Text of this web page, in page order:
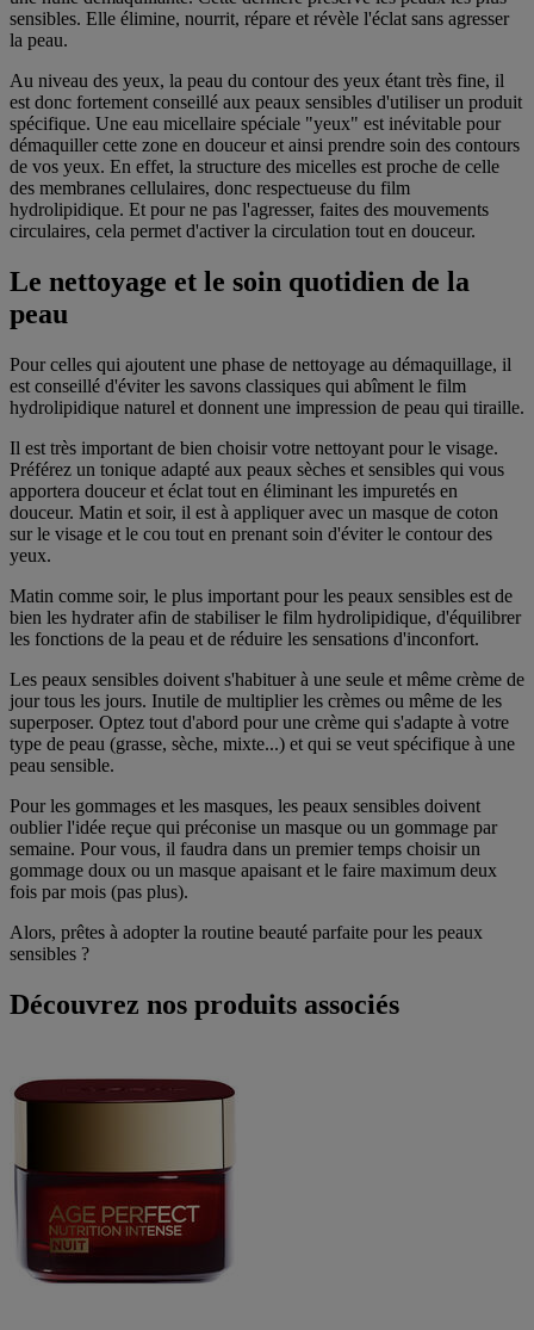
sensibles. Elle élimine, nourrit, répare et révèle l'éclat sans agresser
la peau.
Au niveau des yeux, la peau du contour des yeux étant très fine, il
est donc fortement conseillé aux peaux sensibles d'utiliser un produit
spécifique. Une eau micellaire spéciale "yeux" est inévitable pour
démaquiller cette zone en douceur et ainsi prendre soin des contours
de vos yeux. En effet, la structure des micelles est proche de celle
des membranes cellulaires, donc respectueuse du film
hydrolipidique. Et pour ne pas l'agresser, faites des mouvements
circulaires, cela permet d'activer la circulation tout en douceur.
Le nettoyage et le soin quotidien de la
peau
Pour celles qui ajoutent une phase de nettoyage au démaquillage, il
est conseillé d'éviter les savons classiques qui abîment le film
hydrolipidique naturel et donnent une impression de peau qui tiraille.
Il est très important de bien choisir votre nettoyant pour le visage.
Préférez un tonique adapté aux peaux sèches et sensibles qui vous
apportera douceur et éclat tout en éliminant les impuretés en
douceur. Matin et soir, il est à appliquer avec un masque de coton
sur le visage et le cou tout en prenant soin d'éviter le contour des
yeux.
Matin comme soir, le plus important pour les peaux sensibles est de
bien les hydrater afin de stabiliser le film hydrolipidique, d'équilibrer
les fonctions de la peau et de réduire les sensations d'inconfort.
Les peaux sensibles doivent s'habituer à une seule et même crème de
jour tous les jours. Inutile de multiplier les crèmes ou même de les
superposer. Optez tout d'abord pour une crème qui s'adapte à votre
type de peau (grasse, sèche, mixte...) et qui se veut spécifique à une
peau sensible.
Pour les gommages et les masques, les peaux sensibles doivent
oublier l'idée reçue qui préconise un masque ou un gommage par
semaine. Pour vous, il faudra dans un premier temps choisir un
gommage doux ou un masque apaisant et le faire maximum deux
fois par mois (pas plus).
Alors, prêtes à adopter la routine beauté parfaite pour les peaux
sensibles ?
Découvrez nos produits associés